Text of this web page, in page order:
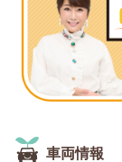
車両情報